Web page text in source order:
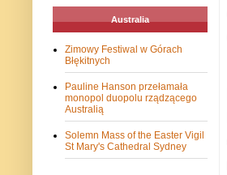
Australia
Zimowy Festiwal w Górach
Błękitnych
Pauline Hanson przełamała
monopol duopolu rządzącego
Australią
Solemn Mass of the Easter Vigil
St Mary's Cathedral Sydney